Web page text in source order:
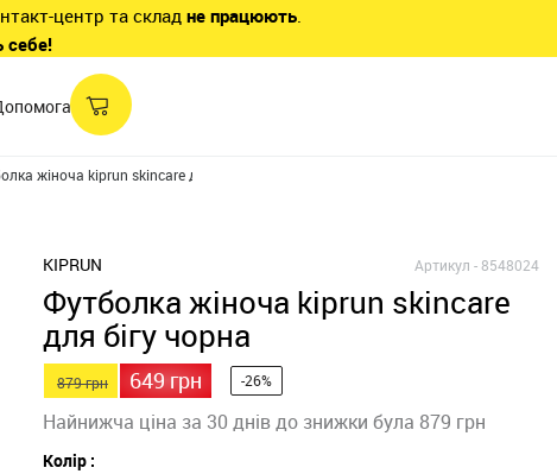
центр та складне працюють.
себе!
жіноча kiprun skincare для бігу чорна
KIPRUN Артикул -8548024
Футболка жіноча kiprun skincare
для бігу чорна
879 грн 649 грн -26%
Найнижча ціна за 30 днів до знижки була 879 грн
Колір :